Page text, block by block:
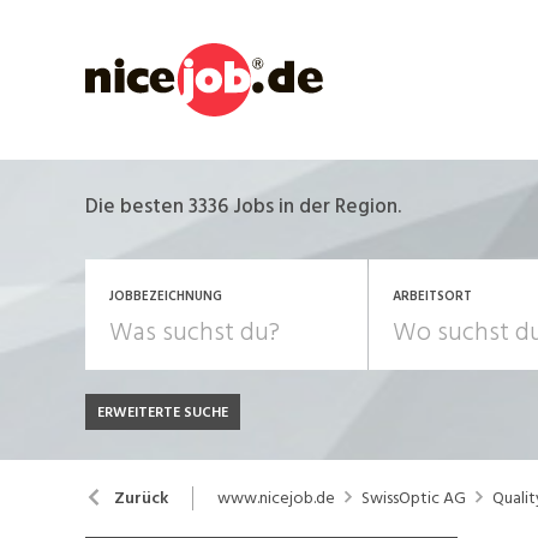
Die besten 3336 Jobs in der Region.
JOBBEZEICHNUNG ARBEITSORT
JOB-TYP
Festanstellung
Bank, Versicherung
Chemie, Pharma, Biotechnologie
ERWEITERTE SUCHE
Zurück www.nicejob.de SwissOptic AG